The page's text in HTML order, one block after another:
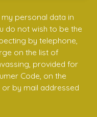
personal data in
do not wish to be the
by telephone,
on the list of
provided for
Code, on the
by mail addressed